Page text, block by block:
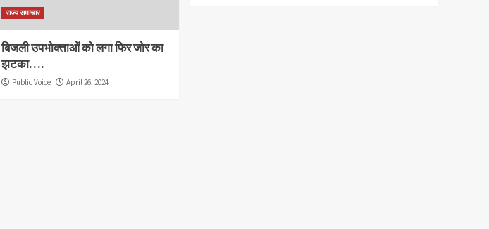
राज्य समाचार
बिजली उपभोक्ताओं को लगा फिर जोर का
झटका….
Public Voice April 26, 2024